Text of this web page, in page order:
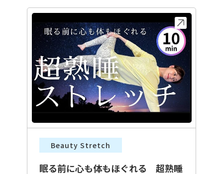
Beauty Stretch
眠る前に心も体もほぐれる 超熟睡